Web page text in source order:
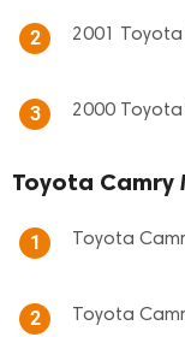
2 2001 Toyota
3 2000 Toyota
Toyota Camry
1 Toyota
2 Toyota